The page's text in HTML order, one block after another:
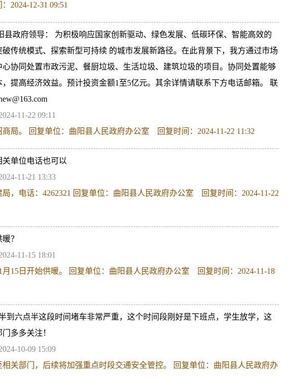
2024-12-31 09:51
县政府领导： 为积极响应国家创新驱动、绿色发展、低碳环保、智能高效的
传统模式、探索新型可持续 的城市发展新路径。在此背景下，我方通过市场
协同处置市政污泥、餐厨垃圾、生活垃圾、建筑垃圾的项目。协同处置能够
提高经济效益。预计投资金额1至5亿元。其余详情请联系下方电话邮箱。 联
11-22 09:11
局。 回复单位：曲阳县人民政府办公室 回复时间：2024-11-22 11:32
单位电话也可以
11-21 13:33
，电话：4262321 回复单位：曲阳县人民政府办公室 回复时间：2024-11-22
？
11-15 18:01
15日开始供暖。 回复单位：曲阳县人民政府办公室 回复时间：2024-11-18
到六点半这段时间堵车非常严重，这个时间段刚好是下班点，学生放学，这
多多关注！
10-09 15:09
关部门，后续将加强重点时段交通安全管控。 回复单位：曲阳县人民政府办